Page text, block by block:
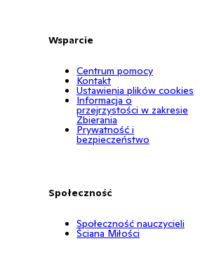
Wsparcie
Centrum pomocy
Kontakt
Ustawienia plików cookies
Informacja o
przejrzystości w zakresie
Zbierania
Prywatność i
bezpieczeństwo
Społeczność
Społeczność nauczycieli
Ściana Miłości